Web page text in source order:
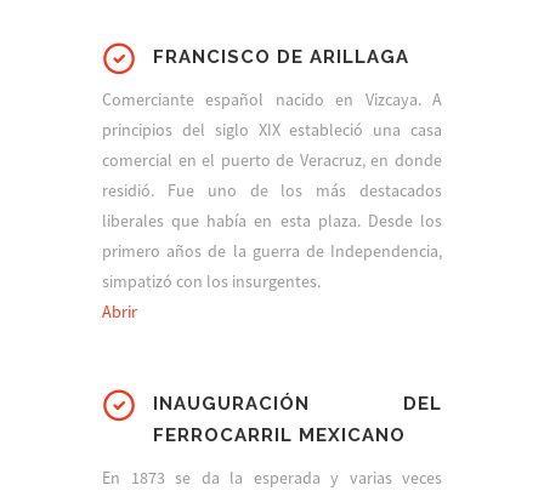
FRANCISCO DE ARILLAGA
Comerciante español nacido en Vizcaya. A
principios del siglo XIX estableció una casa
comercial en el puerto de Veracruz, en donde
residió. Fue uno de los más destacados
liberales que había en esta plaza. Desde los
primero años de la guerra de Independencia,
simpatizó con los insurgentes.
Abrir
INAUGURACIÓN DEL
FERROCARRIL MEXICANO
En 1873 se da la esperada y varias veces